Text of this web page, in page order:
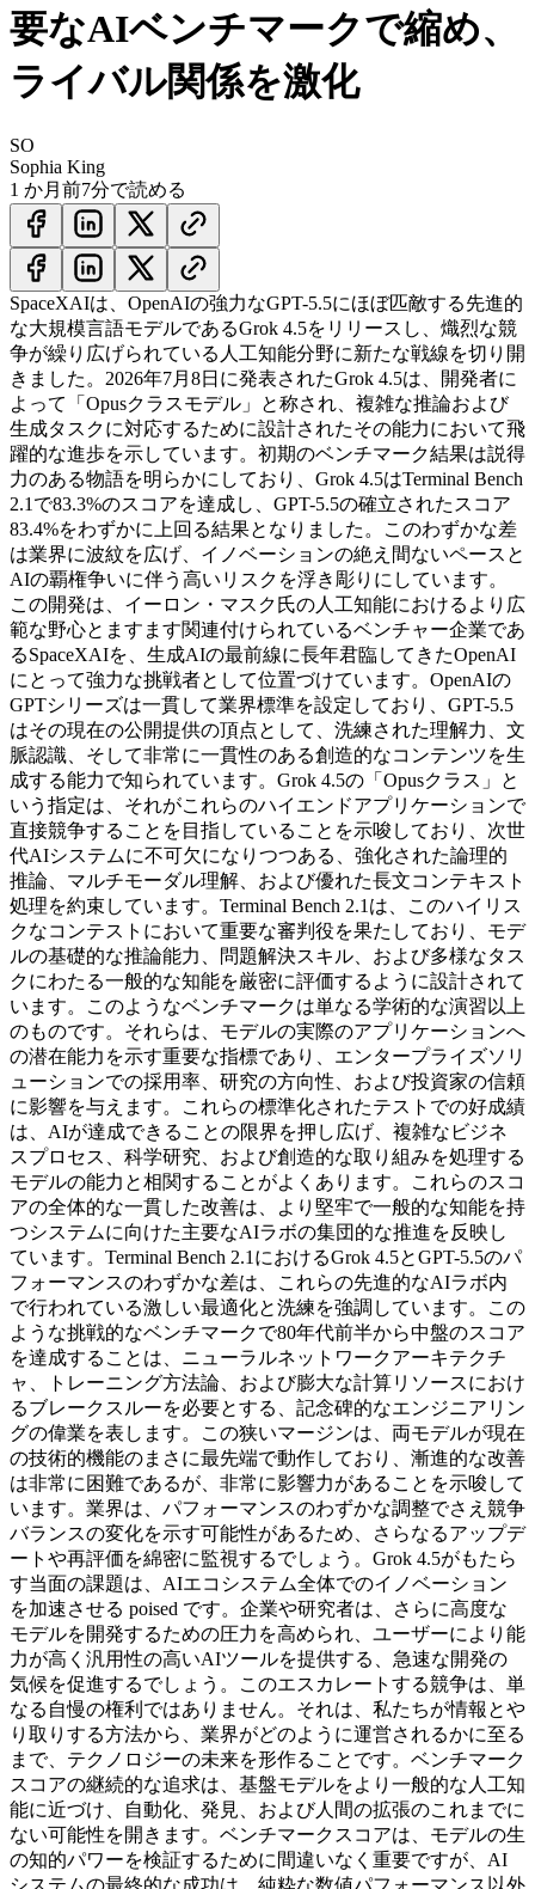
要なAIベンチマークで縮め、
ライバル関係を激化
SO
Sophia King
1 か月前7分で読める
SpaceXAIは、OpenAIの強力なGPT-5.5にほぼ匹敵する先進的
な大規模言語モデルであるGrok 4.5をリリースし、熾烈な競
争が繰り広げられている人工知能分野に新たな戦線を切り開
きました。2026年7月8日に発表されたGrok 4.5は、開発者に
よって「Opusクラスモデル」と称され、複雑な推論および
生成タスクに対応するために設計されたその能力において飛
躍的な進歩を示しています。初期のベンチマーク結果は説得
力のある物語を明らかにしており、Grok 4.5はTerminal Bench
2.1で83.3%のスコアを達成し、GPT-5.5の確立されたスコア
83.4%をわずかに上回る結果となりました。このわずかな差
は業界に波紋を広げ、イノベーションの絶え間ないペースと
AIの覇権争いに伴う高いリスクを浮き彫りにしています。
この開発は、イーロン・マスク氏の人工知能におけるより広
範な野心とますます関連付けられているベンチャー企業であ
るSpaceXAIを、生成AIの最前線に長年君臨してきたOpenAI
にとって強力な挑戦者として位置づけています。OpenAIの
GPTシリーズは一貫して業界標準を設定しており、GPT-5.5
はその現在の公開提供の頂点として、洗練された理解力、文
脈認識、そして非常に一貫性のある創造的なコンテンツを生
成する能力で知られています。Grok 4.5の「Opusクラス」と
いう指定は、それがこれらのハイエンドアプリケーションで
直接競争することを目指していることを示唆しており、次世
代AIシステムに不可欠になりつつある、強化された論理的
推論、マルチモーダル理解、および優れた長文コンテキスト
処理を約束しています。 Terminal Bench 2.1は、このハイリス
クなコンテストにおいて重要な審判役を果たしており、モデ
ルの基礎的な推論能力、問題解決スキル、および多様なタス
クにわたる一般的な知能を厳密に評価するように設計されて
います。このようなベンチマークは単なる学術的な演習以上
のものです。それらは、モデルの実際のアプリケーションへ
の潜在能力を示す重要な指標であり、エンタープライズソリ
ューションでの採用率、研究の方向性、および投資家の信頼
に影響を与えます。これらの標準化されたテストでの好成績
は、AIが達成できることの限界を押し広げ、複雑なビジネ
スプロセス、科学研究、および創造的な取り組みを処理する
モデルの能力と相関することがよくあります。これらのスコ
アの全体的な一貫した改善は、より堅牢で一般的な知能を持
つシステムに向けた主要なAIラボの集団的な推進を反映し
ています。 Terminal Bench 2.1におけるGrok 4.5とGPT-5.5のパ
フォーマンスのわずかな差は、これらの先進的なAIラボ内
で行われている激しい最適化と洗練を強調しています。この
ような挑戦的なベンチマークで80年代前半から中盤のスコア
を達成することは、ニューラルネットワークアーキテクチ
ャ、トレーニング方法論、および膨大な計算リソースにおけ
るブレークスルーを必要とする、記念碑的なエンジニアリン
グの偉業を表します。この狭いマージンは、両モデルが現在
の技術的機能のまさに最先端で動作しており、漸進的な改善
は非常に困難であるが、非常に影響力があることを示唆して
います。業界は、パフォーマンスのわずかな調整でさえ競争
バランスの変化を示す可能性があるため、さらなるアップデ
ートや再評価を綿密に監視するでしょう。 Grok 4.5がもたら
す当面の課題は、AIエコシステム全体でのイノベーション
を加速させる poised です。企業や研究者は、さらに高度な
モデルを開発するための圧力を高められ、ユーザーにより能
力が高く汎用性の高いAIツールを提供する、急速な開発の
気候を促進するでしょう。このエスカレートする競争は、単
なる自慢の権利ではありません。それは、私たちが情報とや
り取りする方法から、業界がどのように運営されるかに至る
まで、テクノロジーの未来を形作ることです。ベンチマーク
スコアの継続的な追求は、基盤モデルをより一般的な人工知
能に近づけ、自動化、発見、および人間の拡張のこれまでに
ない可能性を開きます。 ベンチマークスコアは、モデルの生
の知的パワーを検証するために間違いなく重要ですが、AI
システムの最終的な成功は、純粋な数値パフォーマンス以外